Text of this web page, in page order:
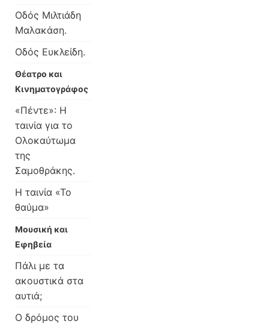
Οδός Μιλτιάδη
Μαλακάση.
Οδός Ευκλείδη.
Θέατρο και
Κινηματογράφος
«Πέντε»: Η
ταινία για το
Ολοκαύτωμα
της
Σαμοθράκης.
Η ταινία «Το
θαύμα»
Μουσική και
Εφηβεία
Πάλι με τα
ακουστικά στα
αυτιά;
Ο δρόμος του